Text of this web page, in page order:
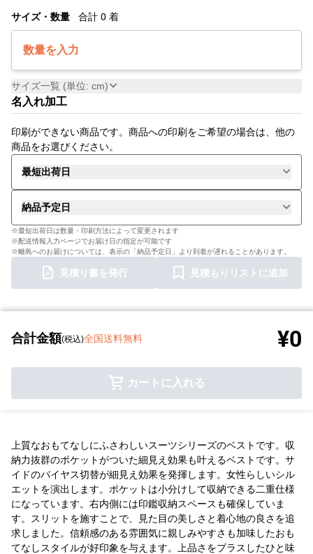
サイズ・数量 合計 0 着
数量を入力
サイズ一覧 (単位: cm)
名入れ加工
印刷ができない商品です。商品への印刷をご希望の場合は、他の
商品をお選びください。
最短出荷日
納品予定日
※最短出荷日は数量・印刷方法によって変更されます
※配送情報入力ページでお届け日の指定が可能です
※離島へのお届けについては、表示の「納品予定日」より到着が遅れることがあります。
見積り書を発行 見積もりリストに追加
合計金額(税込)全国送料無料 ¥0
カートに入れる
上質なおもてなしにふさわしいスーツシリーズのベストです。収
納力抜群のポケットがついた細見え効果も叶えるベストです。サ
イドのバイヤス切替が細見え効果を発揮します。女性らしいシル
エットを演出します。ポケットは小分けして収納できる二重仕様
になっています。右内側には印鑑収納スペースも確保していま
す。スリットを施すことで、見た目の美しさと着心地の良さを追
求しました。信頼感のある雰囲気に親しみやすさも加味したおも
てなしスタイルが好印象を与えます。上品さをプラスしたひと味